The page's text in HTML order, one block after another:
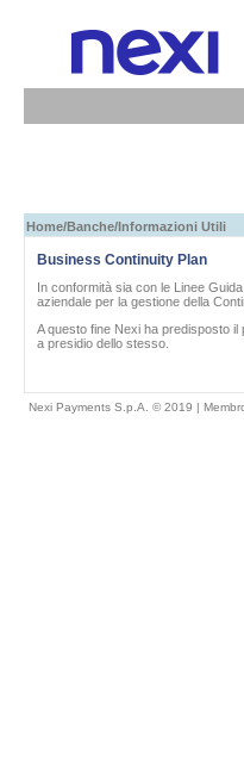
Home/Banche/Informazioni Utili
Business Continuity Plan
In conformità sia con le Linee
aziendale per la gestione della
A questo fine Nexi ha predisposto il
a presidio dello stesso.
Nexi Payments S.p.A. © 2019 |